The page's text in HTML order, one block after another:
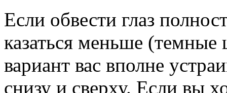
Если обвести глаз
казаться меньше
вариант вас вполне
снизу и сверху. Если вы